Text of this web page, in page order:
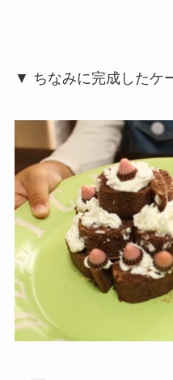
▼ ちなみに完成したケ